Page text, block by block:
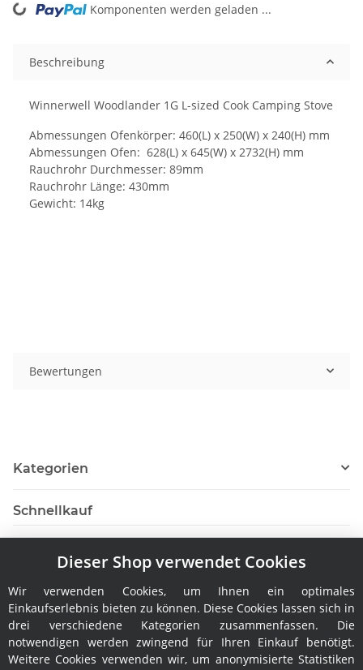
Loading... Komponenten werden geladen ...
Beschreibung
Winnerwell Woodlander 1G L-sized Cook Camping Stove
Abmessungen Ofenkörper: 460(L) x 250(W) x 240(H) mm
Abmessungen Ofen: 628(L) x 645(W) x 2732(H) mm
Rauchrohr Durchmesser: 89mm
Rauchrohr Länge: 430mm
Gewicht: 14kg
Bewertungen
Kategorien
Schnellkauf
Hersteller
Dieser Shop verwendet Cookies
Wir verwenden Cookies, um Ihnen ein optimales
Einkaufserlebnis bieten zu können. Diese Cookies lassen sich in
drei verschiedene Kategorien zusammenfassen. Die
notwendigen werden zwingend für Ihren Einkauf benötigt.
Weitere Cookies verwenden wir, um anonymisierte Statistiken